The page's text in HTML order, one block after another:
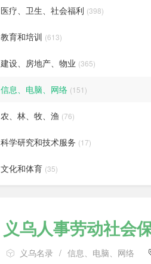
医疗、卫生、社会福利 (398)
教育和培训 (613)
建设、房地产、物业 (365)
信息、电脑、网络 (151)
农、林、牧、渔 (76)
科学研究和技术服务 (17)
文化和体育 (35)
义乌人事劳动社会
义乌名录 / 信息、电脑、网络